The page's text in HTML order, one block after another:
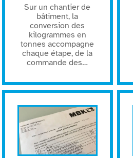
Sur un chantier de
bâtiment, la
conversion des
kilogrammes en
tonnes accompagne
chaque étape, de la
commande des…